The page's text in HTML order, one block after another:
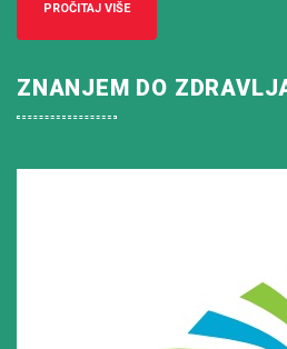
PROČITAJ VIŠE
ZNANJEM DO